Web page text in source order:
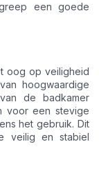
een goede
oog op veiligheid
hoogwaardige
de badkamer
voor een stevige
het gebruik. Dit
veilig en stabiel